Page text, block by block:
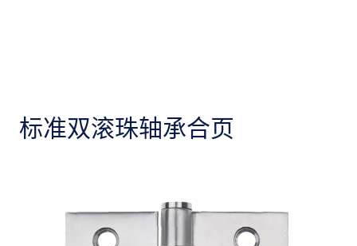
标准双滚珠轴承合页